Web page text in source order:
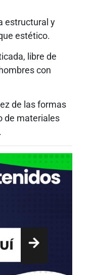
estructural y
estético.
libre de
con
de las formas
de materiales